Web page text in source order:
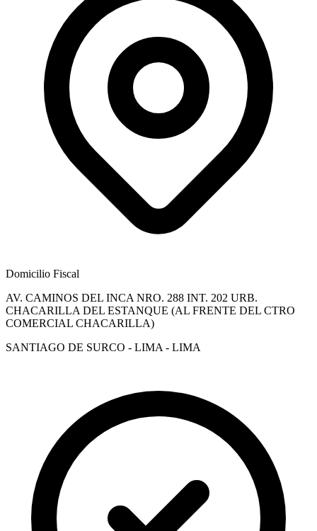
Domicilio Fiscal
AV. CAMINOS DEL INCA NRO. 288 INT. 202 URB.
CHACARILLA DEL ESTANQUE (AL FRENTE DEL CTRO
COMERCIAL CHACARILLA)
SANTIAGO DE SURCO - LIMA - LIMA